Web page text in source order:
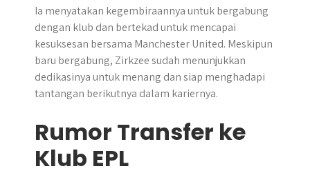
Ia menyatakan kegembiraannya untuk bergabung
dengan klub dan bertekad untuk mencapai
kesuksesan bersama Manchester United. Meskipun
baru bergabung, Zirkzee sudah menunjukkan
dedikasinya untuk menang dan siap menghadapi
tantangan berikutnya dalam kariernya.
Rumor Transfer ke
Klub EPL